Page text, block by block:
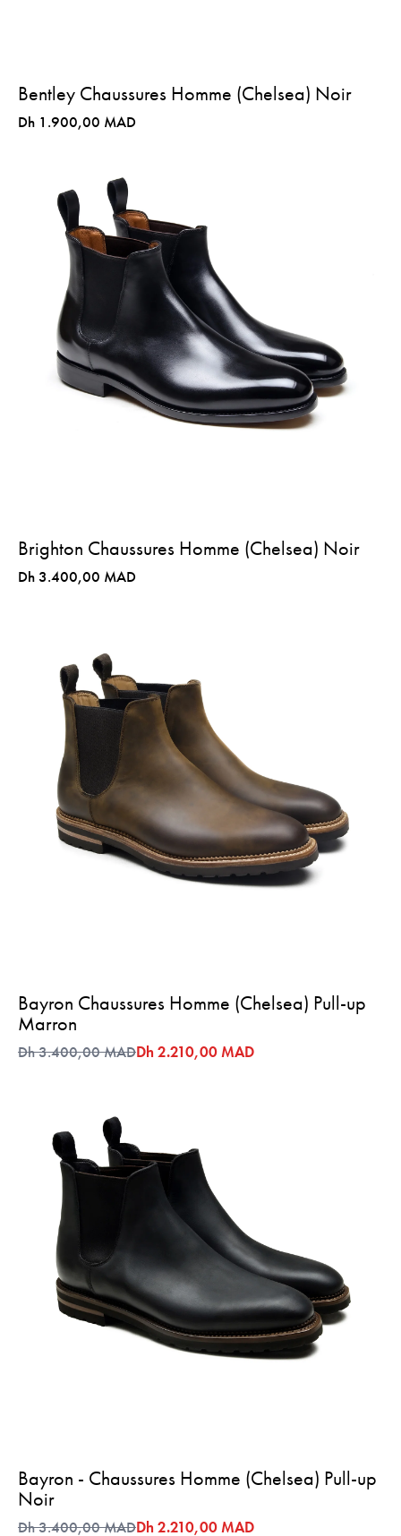
Bentley Chaussures Homme (Chelsea) Noir
Dh 1.900,00 MAD
Brighton Chaussures Homme (Chelsea) Noir
Dh 3.400,00 MAD
Bayron Chaussures Homme (Chelsea) Pull-up
Marron
Dh 3.400,00 MADDh 2.210,00 MAD
Bayron - Chaussures Homme (Chelsea) Pull-up
Noir
Dh 3.400,00 MADDh 2.210,00 MAD